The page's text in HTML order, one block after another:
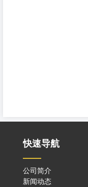
快速导航
——
公司简介
新闻动态